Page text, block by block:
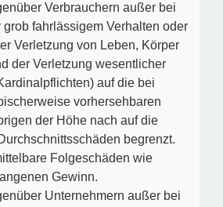
Verbrauchern außer bei
fahrlässigem Verhalten oder
Verletzung von Leben, Körper
der Verletzung wesentlicher
auf die bei
vorhersehbaren
der Höhe nach auf die
begrenzt.
Folgeschäden wie
Gewinn.
Unternehmern außer bei